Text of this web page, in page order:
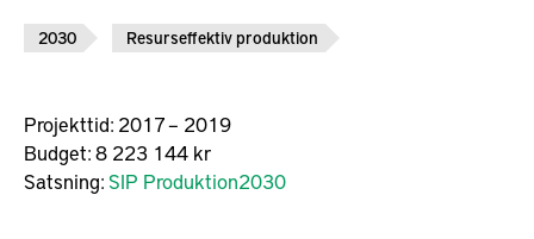
2030 Resurseffektiv produktion
Projekttid: 2017 – 2019
Budget:8 223 144 kr
Satsning:SIP Produktion2030